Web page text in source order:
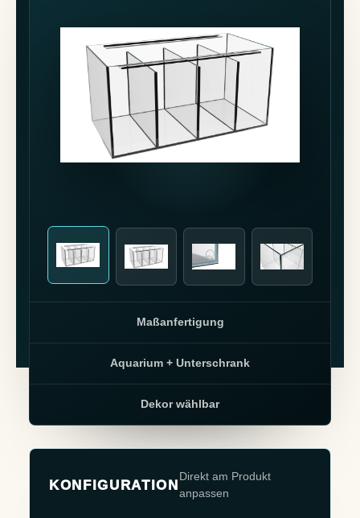
Maßanfertigung
Aquarium + Unterschrank
Dekor wählbar
KONFIGURATION
Direkt am Produkt
anpassen